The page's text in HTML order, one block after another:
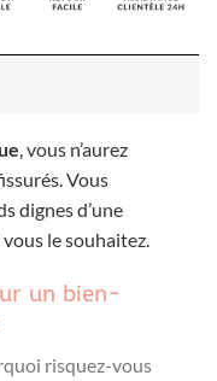
, vous n’aurez
Vous
dignes d’une
le souhaitez.
un bien-
risquez-vous